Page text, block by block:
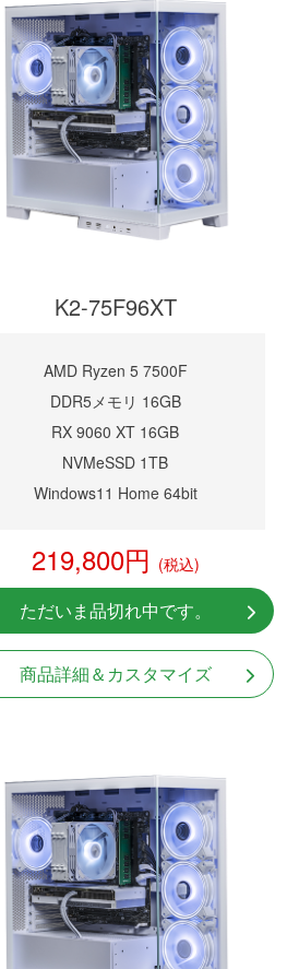
優れたモデル
K2-75F96XT
AMD Ryzen 5 7500F
DDR5メモリ 16GB
RX 9060 XT 16GB
NVMeSSD 1TB
Windows11 Home 64bit
219,800円 (税込)
ただいま品切れ中です。
商品詳細＆カスタマイズ